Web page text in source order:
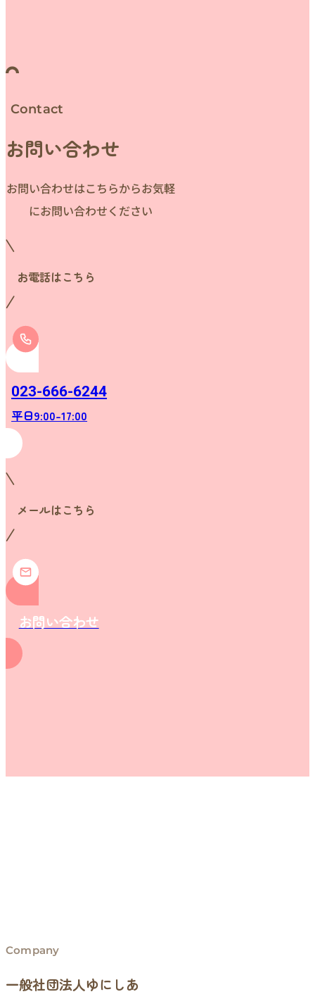
Contact
お問い合わせ
お問い合わせはこちらからお気軽
にお問い合わせください
お電話はこちら
023-666-6244
平日9:00-17:00
メールはこちら
お問い合わせ
Company
一般社団法人ゆにしあ